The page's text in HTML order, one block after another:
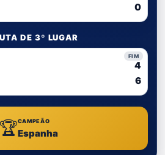
0
DE 3º LUGAR
FIM
4
6
🏆CAMPEÃO
Espanha